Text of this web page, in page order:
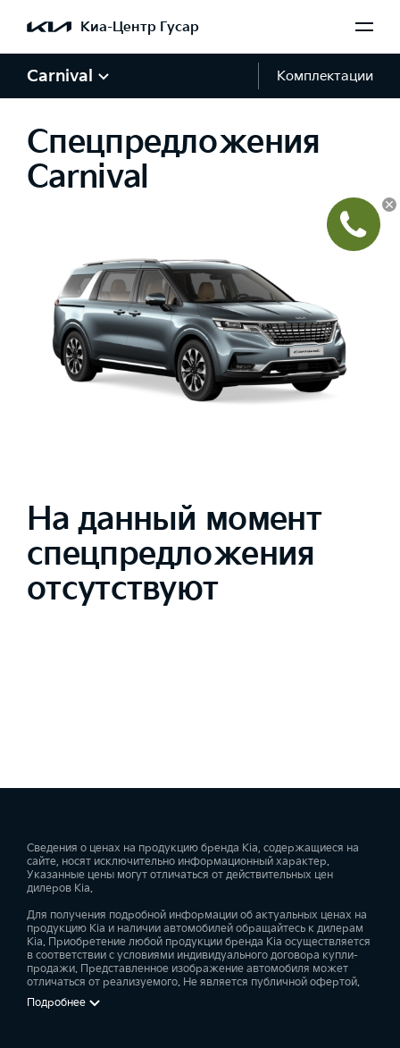
Киа-Центр Гусар
Carnival Комплектации
Спецпредложения
Carnival
На данный момент
спецпредложения
отсутствуют
Сведения о ценах на продукцию бренда Kia, содержащиеся на
сайте, носят исключительно информационный характер.
Указанные цены могут отличаться от действительных цен
дилеров Kia.
Для получения подробной информации об актуальных ценах на
продукцию Kia и наличии автомобилей обращайтесь к дилерам
Kia. Приобретение любой продукции бренда Kia осуществляется
в соответствии с условиями индивидуального договора купли-
продажи. Представленное изображение автомобиля может
отличаться от реализуемого. Не является публичной офертой.
Подробнее